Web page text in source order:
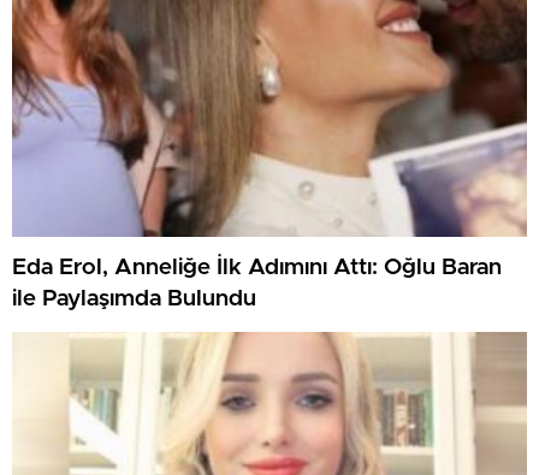
Eda Erol, Anneliğe İlk Adımını Attı: Oğlu Baran
ile Paylaşımda Bulundu